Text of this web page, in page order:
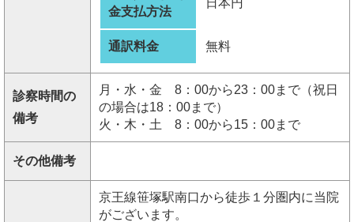
金支払方法
日本円
通訳料金 無料
診察時間の
備考
月・水・金 8：00から23：00まで（祝日
の場合は18：00まで）
火・木・土 8：00から15：00まで
その他備考
京王線笹塚駅南口から徒歩１分圏内に当院
がございます。